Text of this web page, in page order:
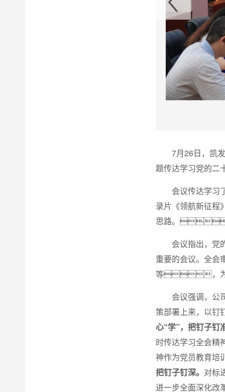
7月26日，
题传达学习党的二
会议传达学习
录片《领航新征
思路。
会议指出，党
重要的会议。全会
等，为进
会议强调，公
策部署上来，以钉
心“学”，把钉子钉
时传达学习全会精
神作为党员教育培
把钉子钉深。 对标
进一步全面深化改